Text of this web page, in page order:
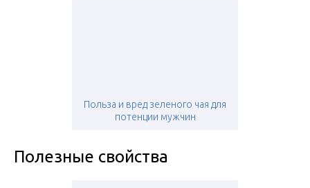
Польза и вред зеленого чая для
потенции мужчин
Полезные свойства